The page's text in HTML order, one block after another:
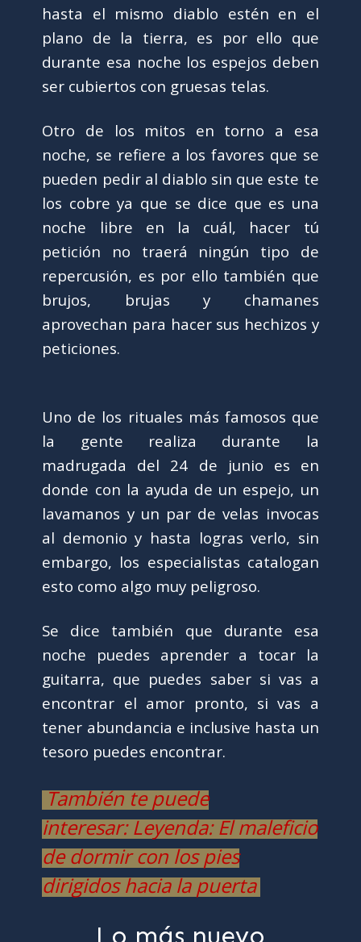
hasta el mismo diablo estén en el
plano de la tierra, es por ello que
durante esa noche los espejos deben
ser cubiertos con gruesas telas.
Otro de los mitos en torno a esa
noche, se refiere a los favores que se
pueden pedir al diablo sin que este te
los cobre ya que se dice que es una
noche libre en la cuál, hacer tú
petición no traerá ningún tipo de
repercusión, es por ello también que
brujos, brujas y chamanes
aprovechan para hacer sus hechizos y
peticiones.
Uno de los rituales más famosos que
la gente realiza durante la
madrugada del 24 de junio es en
donde con la ayuda de un espejo, un
lavamanos y un par de velas invocas
al demonio y hasta logras verlo, sin
embargo, los especialistas catalogan
esto como algo muy peligroso.
Se dice también que durante esa
noche puedes aprender a tocar la
guitarra, que puedes saber si vas a
encontrar el amor pronto, si vas a
tener abundancia e inclusive hasta un
tesoro puedes encontrar.
También te puede
interesar: Leyenda: El maleficio
de dormir con los pies
dirigidos hacia la puerta
Lo más nuevo